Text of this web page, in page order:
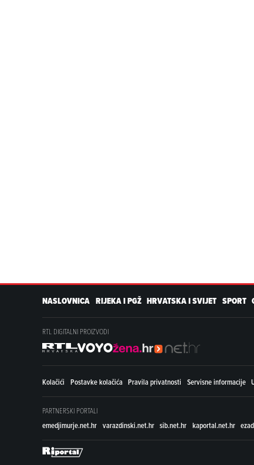
NASLOVNICA RIJEKA I PGŽ HRVATSKA I SVIJET SPORT
RTL DIGITALNI PROIZVODI
Kolačići Postavke kolačića Pravila privatnosti Servisne informacije
PARTNERSKI PORTALI
emedjimurje.net.hr varazdinski.net.hr sib.net.hr kaportal.net.hr